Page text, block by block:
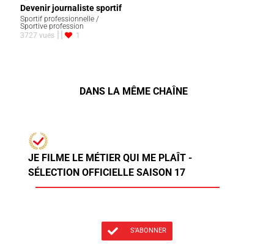
Devenir journaliste sportif
Sportif professionnelle /
Sportive profession
3727 vues
1
DANS LA MÊME CHAÎNE
JE FILME LE MÉTIER QUI ME PLAÎT -
SÉLECTION OFFICIELLE SAISON 17
S'ABONNER